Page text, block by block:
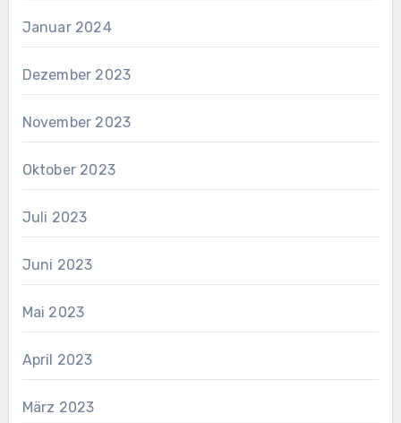
Januar 2024
Dezember 2023
November 2023
Oktober 2023
Juli 2023
Juni 2023
Mai 2023
April 2023
März 2023